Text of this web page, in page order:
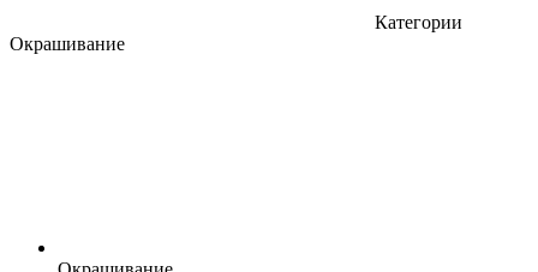
Категории
Окрашивание